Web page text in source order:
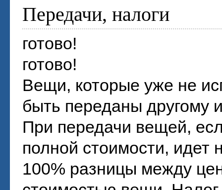
Передачи, налоги
готово!
готово!
Вещи, которые уже не
быть переданы другому
При передачи вещей,
полной стоимости, идет
100% разницы между